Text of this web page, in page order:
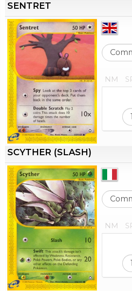
SENTRET
NM
SCYTHER (SLASH)
NM